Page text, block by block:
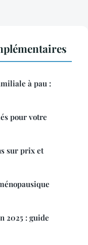
à pau :
pour votre
sur prix et
2025 : guide